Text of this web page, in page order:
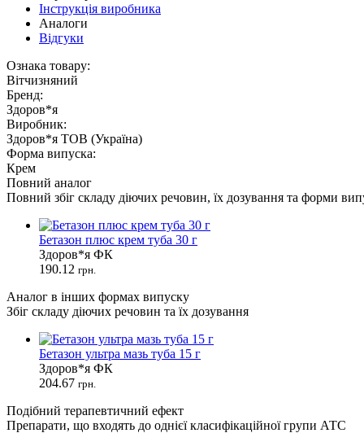
Інструкція виробника
Аналоги
Відгуки
Ознака товару:
Вітчизняний
Бренд:
Здоров*я
Виробник:
Здоров*я ТОВ (Україна)
Форма випуска:
Крем
Повний аналог
Повний збіг складу діючих речовин, їх дозування та форми
Бетазон плюс крем туба 30 г
Здоров*я ФК
190.12 грн.
Аналог в інших формах випуску
Збіг складу діючих речовин та їх дозування
Бетазон ультра мазь туба 15 г
Здоров*я ФК
204.67 грн.
Подібний терапевтичний ефект
Препарати, що входять до однієї класифікаційної групи АТС